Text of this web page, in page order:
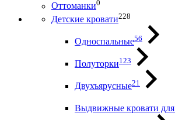
Оттоманки0
Детские кровати228
Односпальные56
Полуторки123
Двухъярусные21
Выдвижные кровати